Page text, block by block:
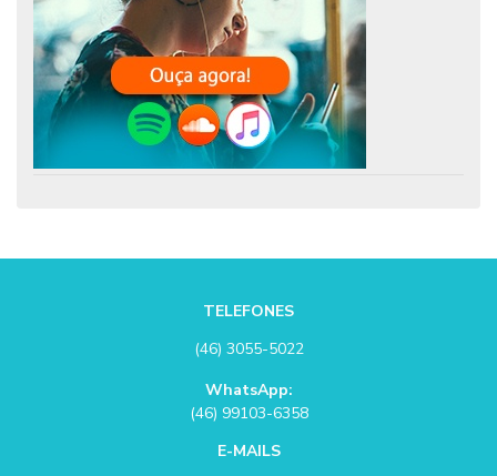
TELEFONES
(46) 3055-5022
WhatsApp:
(46) 99103-6358
E-MAILS